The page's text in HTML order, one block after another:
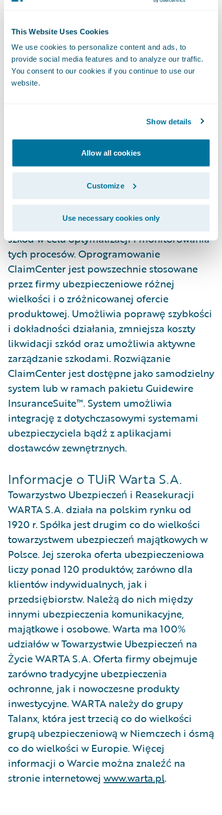
This Website Uses Cookies
We use cookies to personalize content and ads, to
provide social media features and to analyze our traffic.
You consent to our cookies if you continue to use our
website.
Show details
Allow all cookies
Customize
Use necessary cookies only
klienta. Chętnie będziemy kontynuować
naszą współpracę, pomagając w skutecznej
transformacji obszaru likwidacji szkód."
Guidewire ClaimCenter® to wiodący
szkód, stworzony od podstaw z myślą o
towarzystw ubezpieczeniowych z segmentu
ubezpieczeń majątkowych i wypadkowych.
Dzięki elastycznym regułom działania
ClaimCenter, komórki zajmujące się obsługą
szkód mogą określać, wdrażać i nieustannie
doskonalić preferowane metody obsługi
szkód w celu optymalizacji i monitorowania
tych procesów. Oprogramowanie
ClaimCenter jest powszechnie stosowane
przez firmy ubezpieczeniowe różnej
wielkości i o zróżnicowanej ofercie
produktowej. Umożliwia poprawę szybkości
i dokładności działania, zmniejsza koszty
likwidacji szkód oraz umożliwia aktywne
zarządzanie szkodami. Rozwiązanie
ClaimCenter jest dostępne jako samodzielny
system lub w ramach pakietu Guidewire
InsuranceSuite™. System umożliwia
integrację z dotychczasowymi systemami
ubezpieczyciela bądź z aplikacjami
dostawców zewnętrznych.
Informacje o TUiR Warta S.A.
Towarzystwo Ubezpieczeń i Reasekuracji
WARTA S.A. działa na polskim rynku od
1920 r. Spółka jest drugim co do wielkości
towarzystwem ubezpieczeń majątkowych w
Polsce. Jej szeroka oferta ubezpieczeniowa
liczy ponad 120 produktów, zarówno dla
klientów indywidualnych, jak i
przedsiębiorstw. Należą do nich między
innymi ubezpieczenia komunikacyjne,
majątkowe i osobowe. Warta ma 100%
udziałów w Towarzystwie Ubezpieczeń na
Życie WARTA S.A. Oferta firmy obejmuje
zarówno tradycyjne ubezpieczenia
ochronne, jak i nowoczesne produkty
inwestycyjne. WARTA należy do grupy
Talanx, która jest trzecią co do wielkości
grupą ubezpieczeniową w Niemczech i ósmą
co do wielkości w Europie. Więcej
informacji o Warcie można znaleźć na
stronie internetowej www.warta.pl.